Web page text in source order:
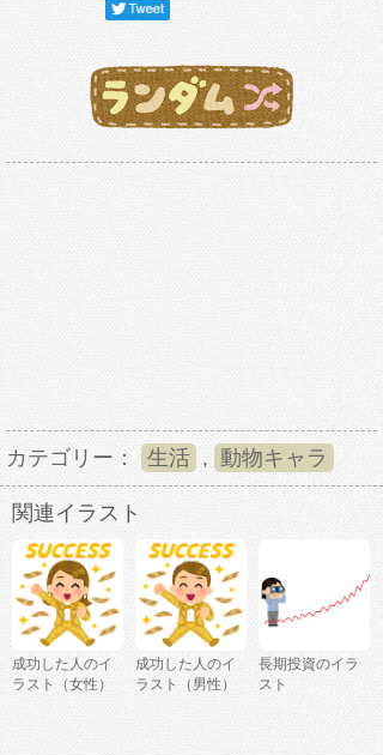
カテゴリー： 生活 , 動物キャラ
関連イラスト
成功した人のイ
ラスト（女性）
成功した人のイ
ラスト（男性）
長期投資のイラ
スト